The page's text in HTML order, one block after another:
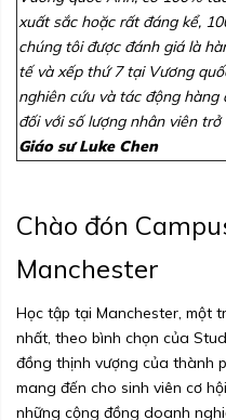
xuất sắc hoặc rất đáng kể,
chúng tôi được đánh giá là
tế và xếp thứ 7 tại Vương
nghiên cứu và tác động
đối với số lượng nhân viên trở
Giáo sư Luke Chen
Chào đón
Manchester
Học tập tại Manchester, một
nhất, theo bình chọn của
đồng thịnh vượng của thành
mang đến cho sinh viên cơ
những cộng đồng doanh